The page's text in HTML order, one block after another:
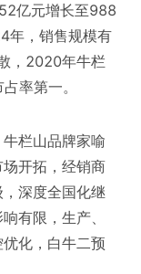
亿元增长至988
年，销售规模有
，2020年牛栏
率第一。
栏山品牌家喻
开拓，经销商
深度全国化继
有限，生产、
化，白牛二预